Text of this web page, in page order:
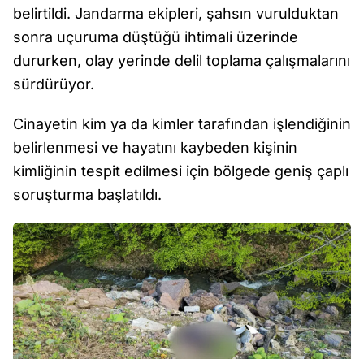
belirtildi. Jandarma ekipleri, şahsın vurulduktan
sonra uçuruma düştüğü ihtimali üzerinde
dururken, olay yerinde delil toplama çalışmalarını
sürdürüyor.
Cinayetin kim ya da kimler tarafından işlendiğinin
belirlenmesi ve hayatını kaybeden kişinin
kimliğinin tespit edilmesi için bölgede geniş çaplı
soruşturma başlatıldı.